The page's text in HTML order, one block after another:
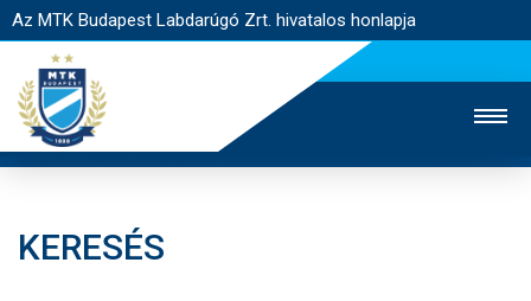
Az MTK Budapest Labdarúgó Zrt. hivatalos honlapja
KERESÉS